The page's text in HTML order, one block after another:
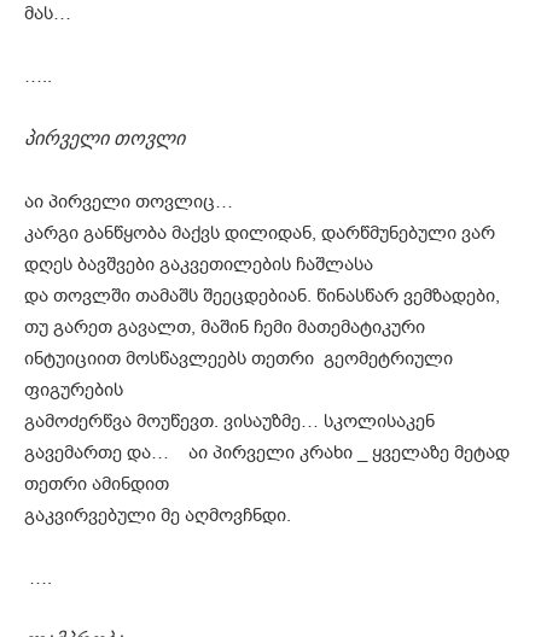
მას…
…..
პირველი თოვლი
აი პირველი თოვლიც…
კარგი განწყობა მაქვს დილიდან, დარწმუნებული ვარ
დღეს ბავშვები გაკვეთილების ჩაშლასა
და თოვლში თამაშს შეეცდებიან. წინასწარ ვემზადები,
თუ გარეთ გავალთ, მაშინ ჩემი მათემატიკური
ინტუიციით მოსწავლეებს თეთრი გეომეტრიული
ფიგურების
გამოძერწვა მოუწევთ. ვისაუზმე… სკოლისაკენ
გავემართე და… აი პირველი კრახი _ ყველაზე მეტად
თეთრი ამინდით
გაკვირვებული მე აღმოვჩნდი.
….